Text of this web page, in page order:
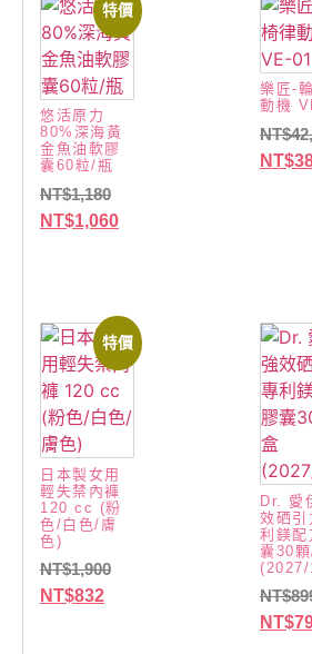
特價
悠活原力
80%深海黃
金魚油軟膠
囊60粒/瓶
NT$1,180
NT$1,060
樂匠-
動機
NT$
NT$
特價
日本製女用
輕失禁內褲
120 cc (粉
色/白色/膚
色)
NT$1,900
NT$832
Dr. 愛
效硒引
利鎂配
囊30
(2027/
NT$
NT$